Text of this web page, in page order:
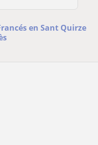
en Sant Quirze